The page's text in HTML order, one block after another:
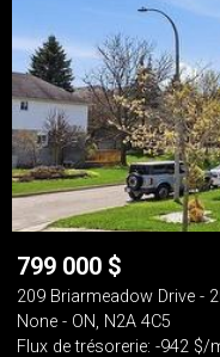
799 000 $
209 Briarmeadow Drive -
None - ON, N2A 4C5
Flux de trésorerie: -942 $/